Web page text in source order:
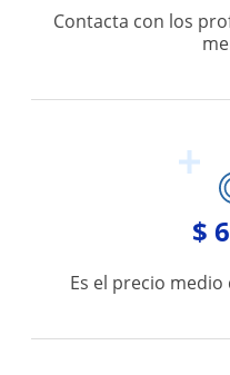
Contacta con los
$
Es el precio